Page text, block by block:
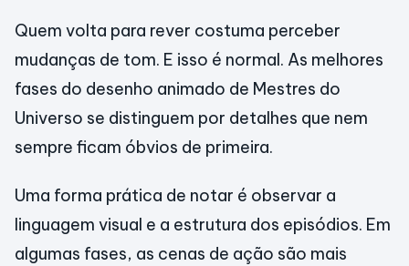
Quem volta para rever costuma perceber
mudanças de tom. E isso é normal. As melhores
fases do desenho animado de Mestres do
Universo se distinguem por detalhes que nem
sempre ficam óbvios de primeira.
Uma forma prática de notar é observar a
linguagem visual e a estrutura dos episódios. Em
algumas fases, as cenas de ação são mais